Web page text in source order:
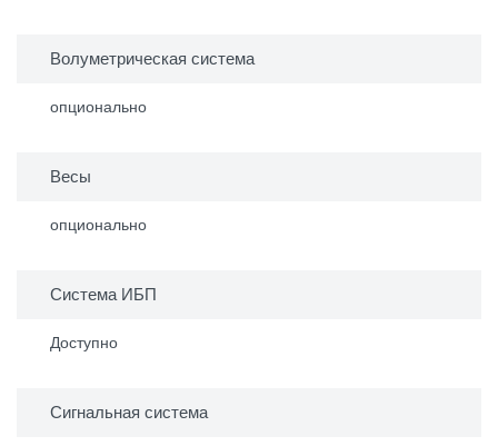
Волуметрическая система
опционально
Весы
опционально
Система ИБП
Доступно
Сигнальная система